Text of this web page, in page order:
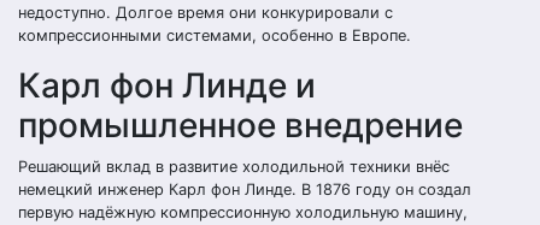
недоступно. Долгое время они конкурировали с
компрессионными системами, особенно в Европе.
Карл фон Линде и
промышленное внедрение
Решающий вклад в развитие холодильной техники внёс
немецкий инженер Карл фон Линде. В 1876 году он создал
первую надёжную компрессионную холодильную машину,